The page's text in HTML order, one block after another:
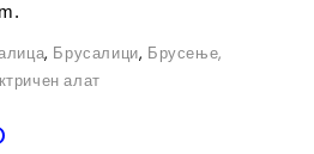
, Брусалици, Брусење,
алат